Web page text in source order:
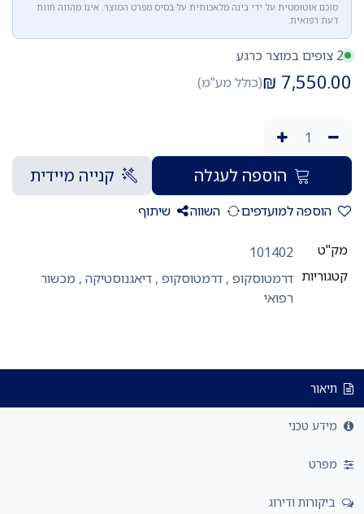
סוכם אוטומטית על ידי בינה מלאכותית על בסיס מפרט המוצר. אינו מהווה חוות
דעת רפואית.
2 צופים במוצר כרגע
7,550.00
₪(כולל מע"מ)
הוספה לעגלה קנייה מיידית
הוספה למועדפים השווה שיתוף
מק"ט
101402
קטגוריות דרמטוסקופ, דרמטוסקופ, דיאגנוסטיקה, מכשור
רפואי
תיאור
מידע טכני
מפרט
ביקורות ודירוג